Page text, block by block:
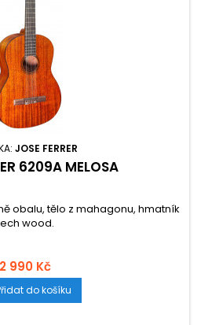
JOSE FERRER
6209A MELOSA
obalu, tělo z mahagonu, hmatník
wood.
2 990 Kč
do košíku